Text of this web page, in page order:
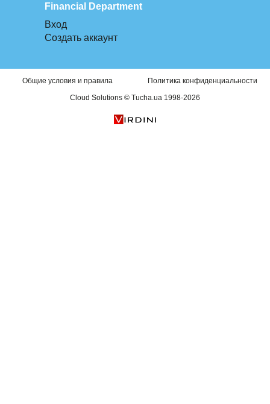
Financial Department
Вход
Создать аккаунт
Общие условия и правила
Политика конфиденциальности
Cloud Solutions © Tucha.ua 1998-2026